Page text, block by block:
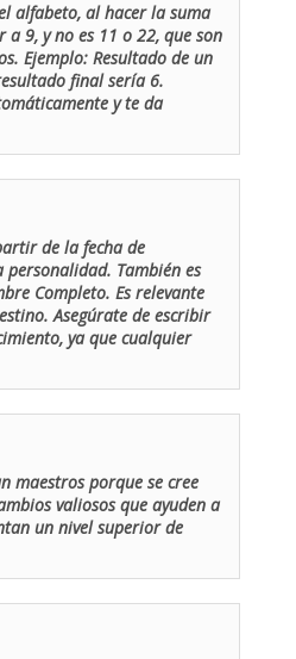
alfabeto, al hacer la suma
9, y no es 11 o 22, que son
Ejemplo: Resultado de un
final sería 6.
y te da
de la fecha de
También es
Completo. Es relevante
Asegúrate de escribir
ya que cualquier
maestros porque se cree
valiosos que ayuden a
un nivel superior de